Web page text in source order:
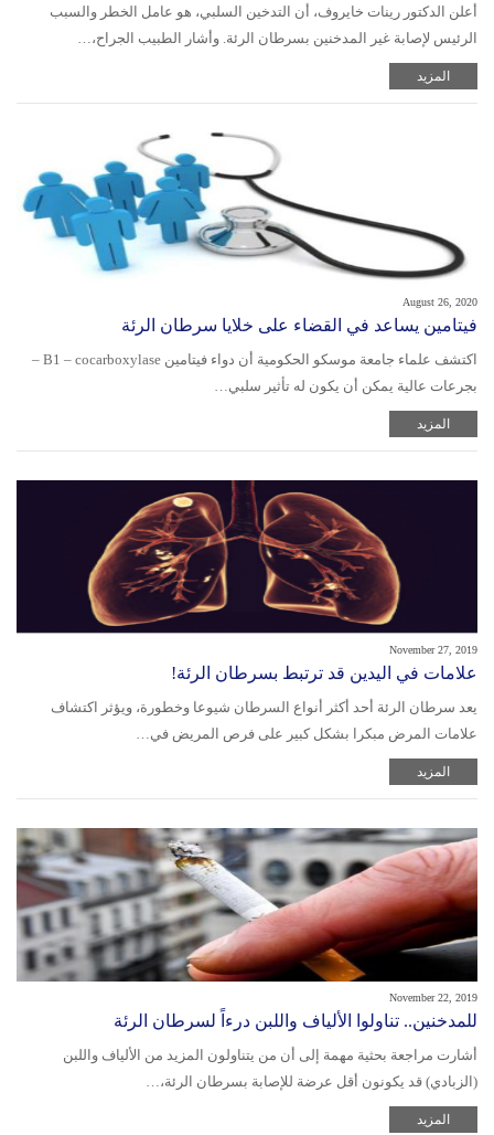
أعلن الدكتور رينات خايروف، أن التدخين السلبي، هو عامل الخطر والسبب
الرئيس لإصابة غير المدخنين بسرطان الرئة. وأشار الطبيب الجراح،…
المزيد
August 26, 2020
فيتامين يساعد في القضاء على خلايا سرطان الرئة
اكتشف علماء جامعة موسكو الحكومية أن دواء فيتامين B1 – cocarboxylase –
بجرعات عالية يمكن أن يكون له تأثير سلبي…
المزيد
November 27, 2019
علامات في اليدين قد ترتبط بسرطان الرئة!
يعد سرطان الرئة أحد أكثر أنواع السرطان شيوعا وخطورة، ويؤثر اكتشاف
علامات المرض مبكرا بشكل كبير على فرص المريض في…
المزيد
November 22, 2019
للمدخنين.. تناولوا الألياف واللبن درءاً لسرطان الرئة
أشارت مراجعة بحثية مهمة إلى أن من يتناولون المزيد من الألياف واللبن
(الزبادي) قد يكونون أقل عرضة للإصابة بسرطان الرئة،…
المزيد